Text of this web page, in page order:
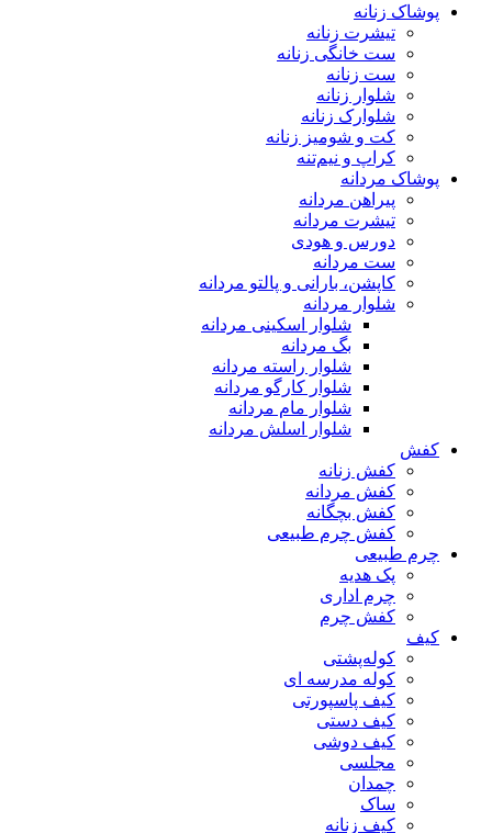
پوشاک زنانه
تیشرت زنانه
ست خانگی زنانه
ست زنانه
شلوار زنانه
شلوارک زنانه
کت و شومیز زنانه
کراپ و نیم‌تنه
پوشاک مردانه
پیراهن مردانه
تیشرت مردانه
دورس و هودی
ست مردانه
کاپشن، بارانی و پالتو مردانه
شلوار مردانه
شلوار اسکینی مردانه
بگ مردانه
شلوار راسته مردانه
شلوار کارگو مردانه
شلوار مام مردانه
شلوار اسلش مردانه
کفش
کفش زنانه
کفش مردانه
کفش بچگانه
کفش چرم طبیعی
چرم طبیعی
پک هدیه
چرم اداری
کفش چرم
کیف
کوله‌پشتی
کوله مدرسه ای
کیف پاسپورتی
کیف دستی
کیف دوشی
مجلسی
چمدان
ساک
کیف زنانه